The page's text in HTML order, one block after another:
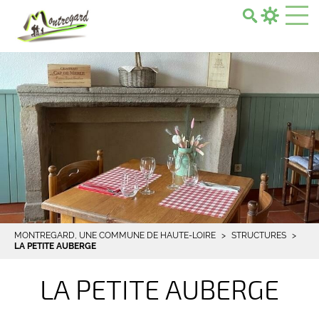
MONTREGARD, UNE COMMUNE DE HAUTE-LOIRE
STRUCTURES
LA PETITE AUBERGE
LA PETITE AUBERGE